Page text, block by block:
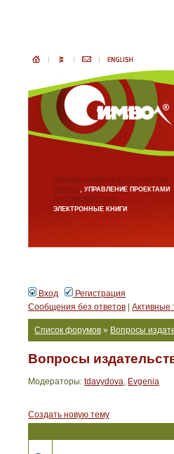
ИНФОРМАЦИОННЫЕ ТЕХНОЛОГИИ
БИЗНЕС, УПРАВЛЕНИЕ ПРОЕКТАМИ
АНГЛИЙСКИЙ ЯЗЫК
ЭЛЕКТРОННЫЕ КНИГИ
Вход
Регистрация
Сообщения без ответов
Активные
Список форумов » Вопросы
Вопросы
Модераторы: tdavydova, Evgenia
Создать новую тему